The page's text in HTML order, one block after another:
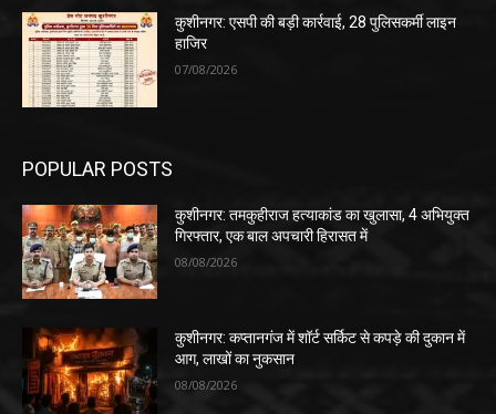
कुशीनगर: एसपी की बड़ी कार्रवाई, 28 पुलिसकर्मी लाइन
हाजिर
07/08/2026
POPULAR POSTS
कुशीनगर: तमकुहीराज हत्याकांड का खुलासा, 4 अभियुक्त
गिरफ्तार, एक बाल अपचारी हिरासत में
08/08/2026
कुशीनगर: कप्तानगंज में शॉर्ट सर्किट से कपड़े की दुकान में
आग, लाखों का नुकसान
08/08/2026